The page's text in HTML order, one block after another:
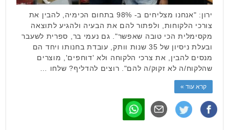
ירון: "אנחנו מצליחים ב- 98% בתחום הכימיה, להבין את
צורכי הלקוחות, ולפתור להם את הבעיה ולהגיע לתוצאה
מקסימלית הכי טובה שאפשר". גם נעמי בר, ספרית לשעבר
ובעלת ניסיון של 35 שנות וותק, עובדת בחנותו ויחד הם
מנסים להבין, את צרכי הלקוחה ולא 'דוחפים', מוצרים
שהלקוח/ה לא זקוק/ה להם". רוצים להדליף? שלחו …
קרא עוד »